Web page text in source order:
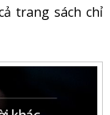
trang sách chỉ